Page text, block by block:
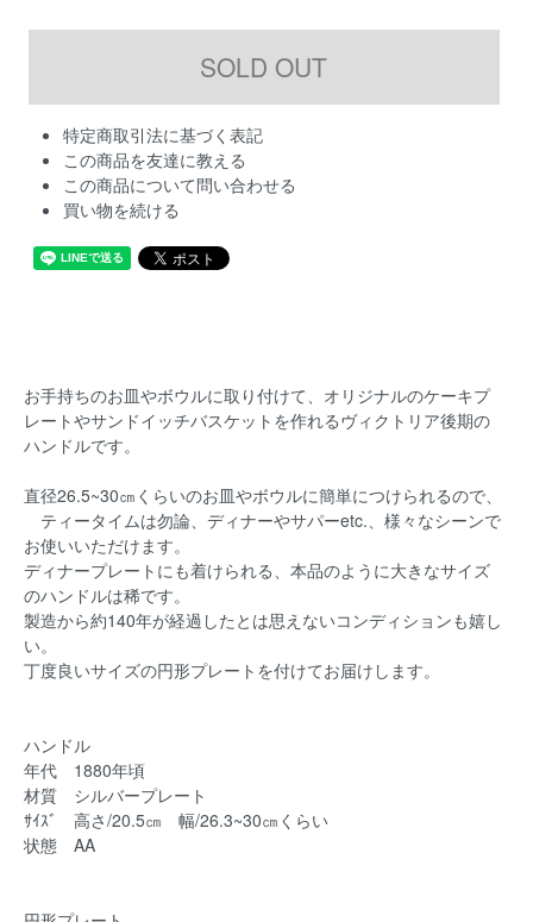
特定商取引法に基づく表記
この商品を友達に教える
この商品について問い合わせる
買い物を続ける
お手持ちのお皿やボウルに取り付けて、オリジナルのケーキプ
レートやサンドイッチバスケットを作れるヴィクトリア後期の
ハンドルです。
直径26.5~30㎝くらいのお皿やボウルに簡単につけられるので、
ティータイムは勿論、ディナーやサパーetc.、様々なシーンで
お使いいただけます。
ディナープレートにも着けられる、本品のように大きなサイズ
のハンドルは稀です。
製造から約140年が経過したとは思えないコンディションも嬉し
い。
丁度良いサイズの円形プレートを付けてお届けします。
ハンドル
年代 1880年頃
材質 シルバープレート
ｻｲｽﾞ 高さ/20.5㎝ 幅/26.3~30㎝くらい
状態 AA